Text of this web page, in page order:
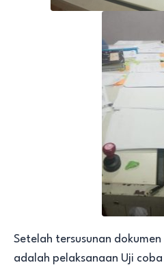
Setelah tersusunan
adalah pelaksanaan Uji